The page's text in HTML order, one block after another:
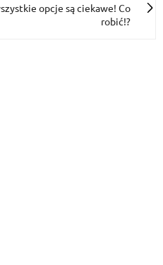
opcje są ciekawe! Co
robić!?